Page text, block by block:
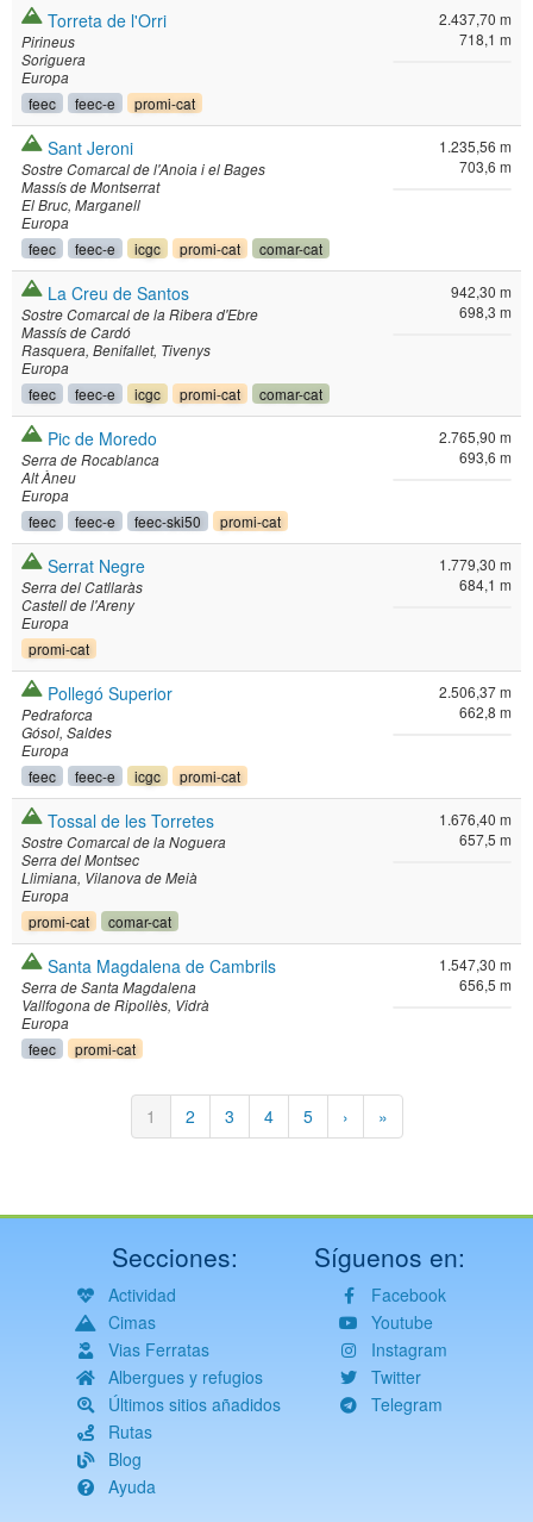
Torreta de l'Orri
Pirineus
Soriguera
Europa
feec feec-e promi-cat
2.437,70 m
718,1 m
Sant Jeroni
Sostre Comarcal de l'Anoia i el Bages
Massís de Montserrat
El Bruc Marganell
Europa
feec feec-e icgc promi-cat comar-cat
1.235,56 m
703,6 m
La Creu de Santos
Sostre Comarcal de la Ribera d'Ebre
Massís de Cardó
Rasquera Benifallet Tivenys
Europa
feec feec-e icgc promi-cat comar-cat
942,30 m
698,3 m
Pic de Moredo
Serra de Rocablanca
Alt Àneu
Europa
feec feec-e feec-ski50 promi-cat
2.765,90 m
693,6 m
Serrat Negre
Serra del Catllaràs
Castell de l'Areny
Europa
promi-cat
1.779,30 m
684,1 m
Pollegó Superior
Pedraforca
Gósol Saldes
Europa
feec feec-e icgc promi-cat
2.506,37 m
662,8 m
Tossal de les Torretes
Sostre Comarcal de la Noguera
Serra del Montsec
Llimiana Vilanova de Meià
Europa
promi-cat comar-cat
1.676,40 m
657,5 m
Santa Magdalena de Cambrils
Serra de Santa Magdalena
Vallfogona de Ripollès Vidrà
Europa
feec promi-cat
1.547,30 m
656,5 m
Página
actual
1 Página
2 Página
3 Página
4 Página
5
Siguiente
página
›
Última
página
»
Secciones:
Actividad
Cimas
Vias Ferratas
Albergues y refugios
Últimos sitios añadidos
Rutas
Blog
Ayuda
Síguenos en:
Facebook
Youtube
Instagram
Twitter
Telegram